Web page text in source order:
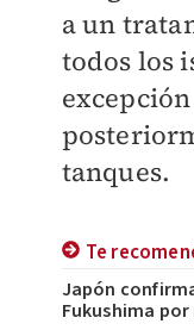
a un
todos los
tanques.
Te
Japón
Fukushima